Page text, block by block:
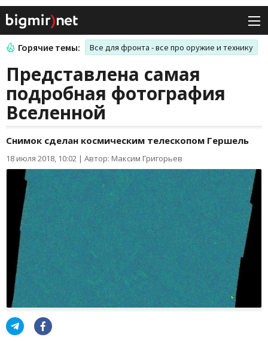
Горячие темы: Все для фронта - все про оружие и технику
Представлена самая
подробная фотография
Вселенной
Снимок сделан космическим телескопом Гершель
18 июля 2018, 10:02 | Автор: Максим Григорьев